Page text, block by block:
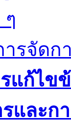
ๆ
รจัดก
แก้ไข
รและก